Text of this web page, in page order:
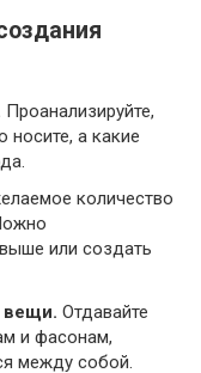
Проанализируйте,
носите, а какие
количество
или создать
вещи. Отдавайте
и фасонам,
между собой.